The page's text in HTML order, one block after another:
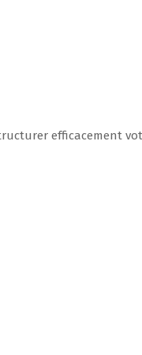
efficacement